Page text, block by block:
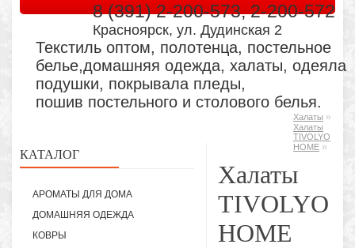
8 (391) 2-200-573, 2-200-572
Красноярск, ул. Дудинская 2
Текстиль оптом, полотенца, постельное
белье,домашняя одежда, халаты, одеяла
подушки, покрывала пледы,
пошив постельного и столового белья.
КАТАЛОГ
АРОМАТЫ ДЛЯ ДОМА
ДОМАШНЯЯ ОДЕЖДА
КОВРЫ
Халаты »
Халаты
TIVOLYO
HOME »
Халаты
TIVOLYO
HOME